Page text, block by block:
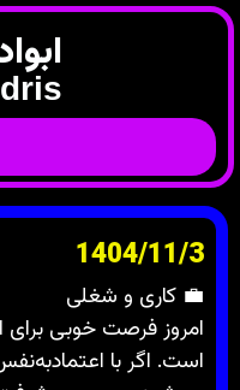
1404/11/3
💼 کاری و شغلی
امروز فرصت خوبی برای
است. اگر با